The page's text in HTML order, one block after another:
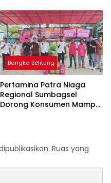
Bangka Belitung
Pertamina Patra Niaga
Regional Sumbagsel
Dorong Konsumen Mampu
Ruas yang